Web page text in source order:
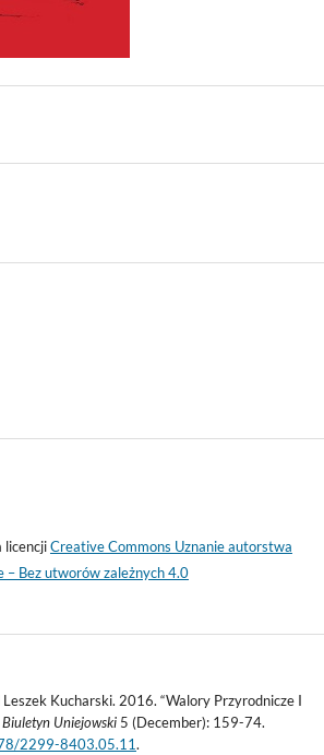
licencjiCreative Commons Uznanie autorstwa
– Bez utworów zależnych 4.0
Leszek Kucharski. 2016. “Walory Przyrodnicze I
Biuletyn Uniejowski5 (December): 159-74.
2299-8403.05.11.